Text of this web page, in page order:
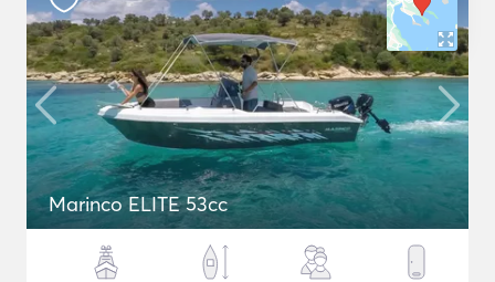
Marinco ELITE 53cc